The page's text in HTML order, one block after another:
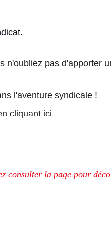
n'oubliez pas d'apporter
l'aventure syndicale !
cliquant ici.
consulter la page pour